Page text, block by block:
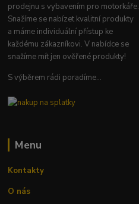
prodejnu s vybavením pro motorkáře.
Snažíme se nabízet kvalitní produkty
a máme individuální přístup ke
každému zákazníkovi. V nabídce se
snažíme mít jen ověřené produkty!
S výběrem rádi poradíme...
Menu
Kontakty
O nás